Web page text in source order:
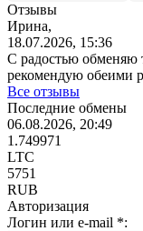
Отзывы
Ирина,
18.07.2026, 15:36
С радостью обменяю
рекомендую обеими
Все отзывы
Последние обмены
06.08.2026, 20:49
1.749971
LTC
5751
RUB
Авторизация
Логин или e-mail *: